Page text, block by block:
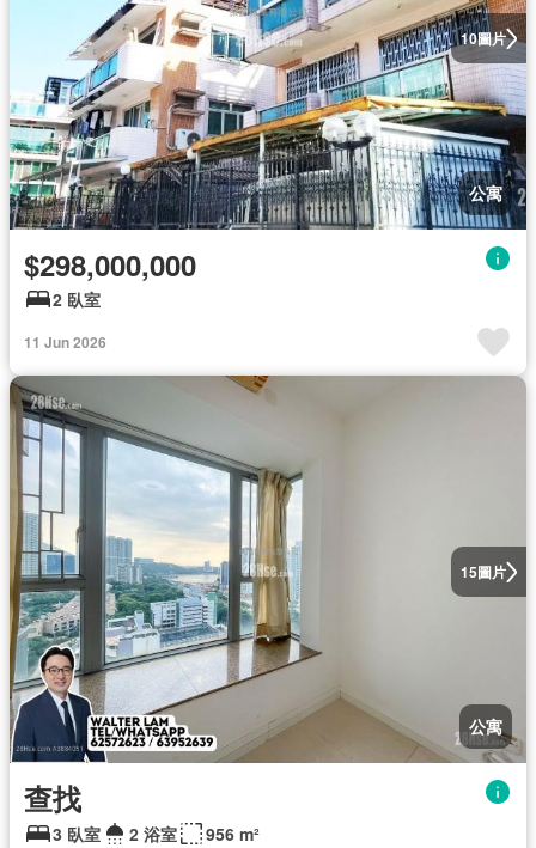
10圖片
公寓
$298,000,000
2 臥室
11 Jun 2026
15圖片
公寓
查找
3 臥室 2 浴室 956 m²